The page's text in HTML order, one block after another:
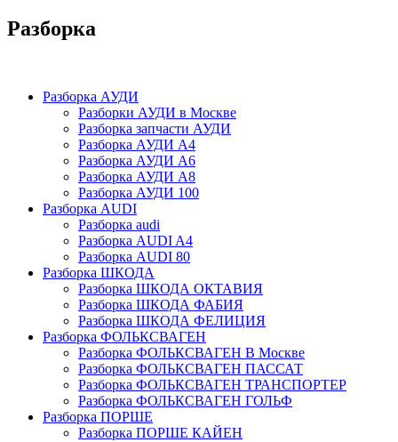
Разборка
Разборка АУДИ
Разборки АУДИ в Москве
Разборка запчасти АУДИ
Разборка АУДИ А4
Разборка АУДИ А6
Разборка АУДИ А8
Разборка АУДИ 100
Разборка AUDI
Разборка audi
Разборка AUDI A4
Разборка AUDI 80
Разборка ШКОДА
Разборка ШКОДА ОКТАВИЯ
Разборка ШКОДА ФАБИЯ
Разборка ШКОДА ФЕЛИЦИЯ
Разборка ФОЛЬКСВАГЕН
Разборка ФОЛЬКСВАГЕН В Москве
Разборка ФОЛЬКСВАГЕН ПАССАТ
Разборка ФОЛЬКСВАГЕН ТРАНСПОРТЕР
Разборка ФОЛЬКСВАГЕН ГОЛЬФ
Разборка ПОРШЕ
Разборка ПОРШЕ КАЙЕН